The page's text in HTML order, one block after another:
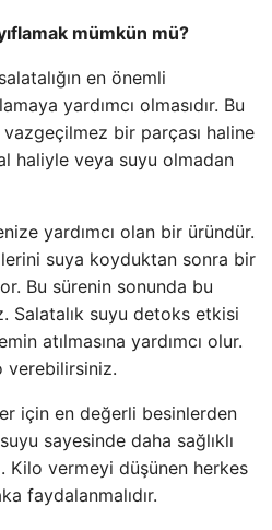
mümkün mü?
en önemli
yardımcı olmasıdır. Bu
bir parçası haline
haliyle veya suyu olmadan
yardımcı olan bir üründür.
suya koyduktan sonra bir
Bu sürenin sonunda bu
Salatalık suyu detoks etkisi
atılmasına yardımcı olur.
verebilirsiniz.
için en değerli besinlerden
sayesinde daha sağlıklı
Kilo vermeyi düşünen herkes
faydalanmalıdır.